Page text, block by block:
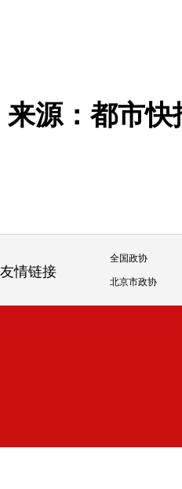
来源：都市
友情链接
全国政协
北京市政协